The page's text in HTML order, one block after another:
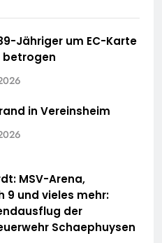
Jähriger um EC-Karte
betrogen
in Vereinsheim
MSV-Arena,
9 und vieles mehr:
der
Schaephuysen